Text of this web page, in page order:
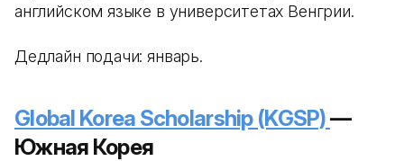
английском языке в университетах Венгрии.
Дедлайн подачи: январь.
Global Korea Scholarship (KGSP)—
Южная Корея